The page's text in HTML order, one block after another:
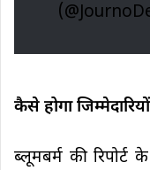
कैसे होगा
ब्लूमबर्म की रिपोर्ट